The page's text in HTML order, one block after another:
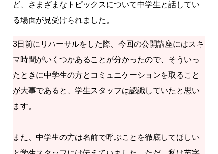
ど、さまざまなトピックスについて中学生と話してい
る場面が見受けられました。
3日前にリハーサルをした際、今回の公開講座にはスキ
マ時間がいくつかあることが分かったので、そういっ
たときに中学生の方とコミュニケーションを取ること
が大事であると、学生スタッフは認識していたと思い
ます。
また、中学生の方は名前で呼ぶことを徹底してほしい